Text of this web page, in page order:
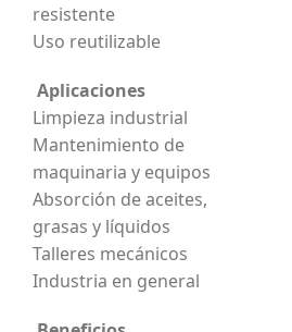
resistente
Uso reutilizable
Aplicaciones
Limpieza industrial
Mantenimiento de
maquinaria y equipos
Absorción de aceites,
grasas y líquidos
Talleres mecánicos
Industria en general